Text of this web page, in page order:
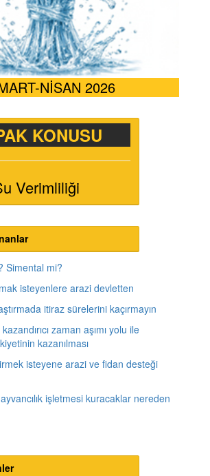
NİSAN 2026
KONUSU
Verimliliği
Simental mi?
isteyenlere arazi devletten
itiraz sürelerini kaçırmayın
zaman aşımı yolu ile
kazanılması
isteyene arazi ve fidan desteği
işletmesi kuracaklar nereden